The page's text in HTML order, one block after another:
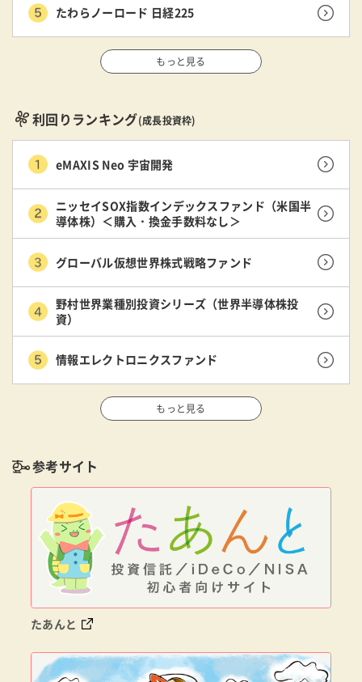
たわらノーロード 日経225
もっと見る
利回りランキング(成長投資枠)
eMAXIS Neo 宇宙開発
ニッセイSOX指数インデックスファンド（米国半
導体株）＜購入・換金手数料なし＞
グローバル仮想世界株式戦略ファンド
野村世界業種別投資シリーズ（世界半導体株投
資）
情報エレクトロニクスファンド
もっと見る
参考サイト
たあんと